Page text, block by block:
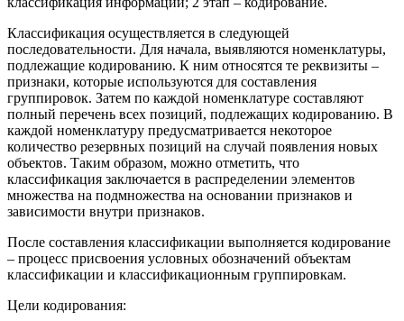
Классификация осуществляется в следующей
последовательности. Для начала, выявляются номенклатуры,
подлежащие кодированию. К ним относятся те реквизиты –
признаки, которые используются для составления
группировок. Затем по каждой номенклатуре составляют
полный перечень всех позиций, подлежащих кодированию. В
каждой номенклатуру предусматривается некоторое
количество резервных позиций на случай появления новых
объектов. Таким образом, можно отметить, что
классификация заключается в распределении элементов
множества на подмножества на основании признаков и
зависимости внутри признаков.
После составления классификации выполняется кодирование
– процесс присвоения условных обозначений объектам
классификации и классификационным группировкам.
Цели кодирования: